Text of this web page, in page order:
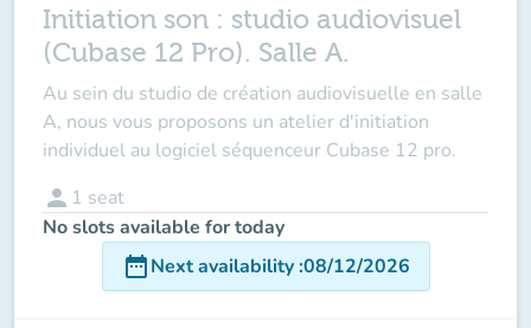
Initiation son : studio audiovisuel
(Cubase 12 Pro). Salle A.
Au sein du studio de création audiovisuelle en salle
A, nous vous proposons un atelier d'initiation
individuel au logiciel séquenceur Cubase 12 pro.
person 1 seat
No slots available for today
date_rangeNext availability:08/12/2026